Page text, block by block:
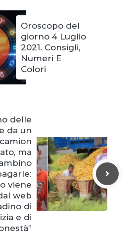
Oroscopo del
giorno 4 Luglio
2021. Consigli,
Numeri E
Colori
delle
da un
camion
ma
viene
web
di
e di